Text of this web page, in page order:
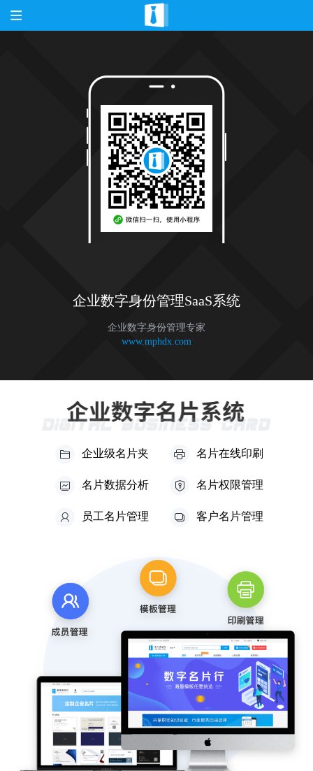
企业数字身份管理SaaS系统
企业数字身份管理专家
www.mphdx.com
企业级名片夹 名片在线印刷
名片数据分析 名片权限管理
员工名片管理 客户名片管理